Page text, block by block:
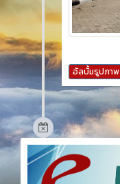
อัลบั้มรูปภาพ